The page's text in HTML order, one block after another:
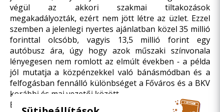
végül az akkori szakmai tiltakozások
megakadályozták, ezért nem jött létre az üzlet. Ezzel
szemben a jelenlegi nyertes ajánlatban közel 35 millió
forinttal olcsóbb, vagyis 13,5 millió forint egy
autóbusz ára, úgy hogy azok műszaki színvonala
lényegesen nem romlott az elmúlt években - a példa
jól mutatja a közpénzekkel való bánásmódban és a
felfogásban fennálló különbséget a Főváros és a BKV
korábbi és mai vezetői között.
Budapest, 2013. február 5.